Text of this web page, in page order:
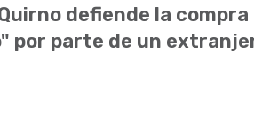
defiende la compra
por parte de un